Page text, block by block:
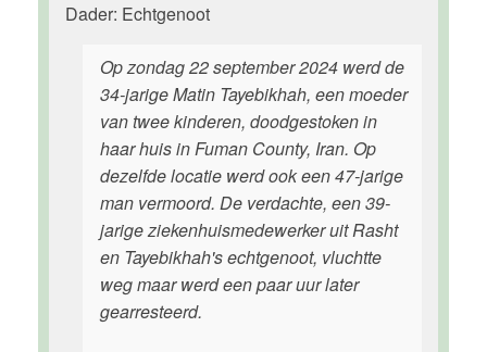
Dader: Echtgenoot
Op zondag 22 september 2024 werd de
34-jarige Matin Tayebikhah, een moeder
van twee kinderen, doodgestoken in
haar huis in Fuman County, Iran. Op
dezelfde locatie werd ook een 47-jarige
man vermoord. De verdachte, een 39-
jarige ziekenhuismedewerker uit Rasht
en Tayebikhah's echtgenoot, vluchtte
weg maar werd een paar uur later
gearresteerd.